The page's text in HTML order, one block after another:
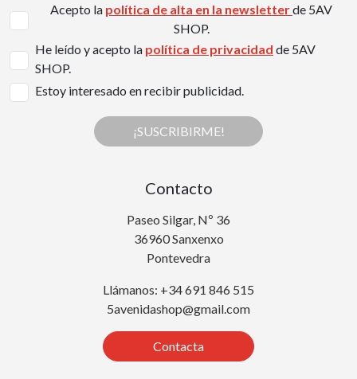
Acepto la política de alta en la newsletterde 5AV
SHOP.
He leído y acepto la política de privacidad de 5AV
SHOP.
Estoy interesado en recibir publicidad.
¡SUSCRIBIRME!
Contacto
Paseo Silgar, Nº 36
36960 Sanxenxo
Pontevedra
Llámanos: +34 691 846 515
5avenidashop@gmail.com
Contacta